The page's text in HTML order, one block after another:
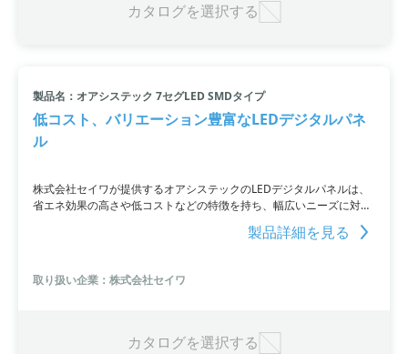
カタログを選択する
製品名：オアシステック 7セグLED SMDタイプ
低コスト、バリエーション豊富なLEDデジタルパネ
ル
株式会社セイワが提供するオアシステックのLEDデジタルパネルは、
省エネ効果の高さや低コストなどの特徴を持ち、幅広いニーズに対応
することができます。ラインナップは0.2～7寸法に対応し、家電や医
療ディスプレイなどの要望にお応えできます。また、独自の「ブラッ
製品詳細を見る
取り扱い企業：株式会社セイワ
カタログを選択する